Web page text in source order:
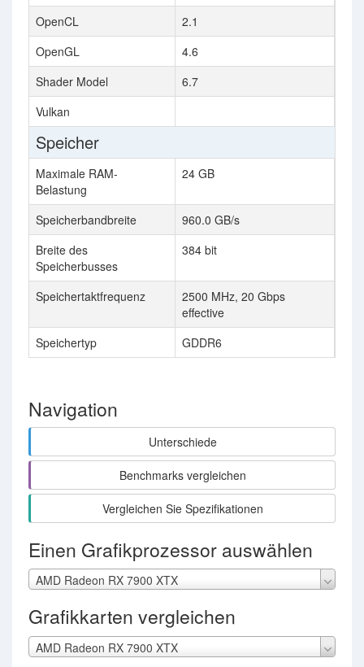
OpenCL
2.1
OpenGL
4.6
Shader Model
6.7
Vulkan
Speicher
Maximale RAM-
Belastung
24 GB
Speicherbandbreite 960.0 GB/s
Breite des
Speicherbusses
384 bit
Speichertaktfrequenz
2500 MHz, 20 Gbps
effective
Speichertyp GDDR6
Navigation
Unterschiede
Benchmarks vergleichen
Vergleichen Sie Spezifikationen
Einen Grafikprozessor auswählen
AMD Radeon RX 7900 XTX
Grafikkarten vergleichen
AMD Radeon RX 7900 XTX